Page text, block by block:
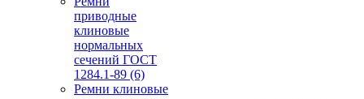
приводные
клиновые
нормальных
сечений ГОСТ
1284.1-89 (6)
Ремни клиновые